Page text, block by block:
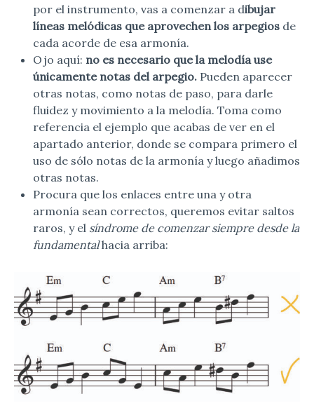
por el instrumento, vas a comenzar a dibujar
líneas melódicas que aprovechen los arpegios de
cada acorde de esa armonía.
Ojo aquí: no es necesario que la melodía use
únicamente notas del arpegio. Pueden aparecer
otras notas, como notas de paso, para darle
fluidez y movimiento a la melodía. Toma como
referencia el ejemplo que acabas de ver en el
apartado anterior, donde se compara primero el
uso de sólo notas de la armonía y luego añadimos
otras notas.
Procura que los enlaces entre una y otra
armonía sean correctos, queremos evitar saltos
raros, y el síndrome de comenzar siempre desde la
fundamentalhacia arriba: